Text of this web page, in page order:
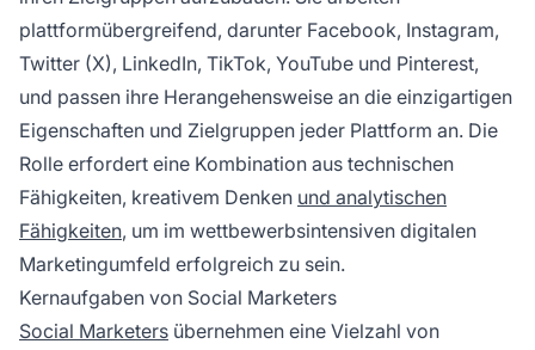
plattformübergreifend, darunter Facebook, Instagram,
Twitter (X), LinkedIn, TikTok, YouTube und Pinterest,
und passen ihre Herangehensweise an die einzigartigen
Eigenschaften und Zielgruppen jeder Plattform an. Die
Rolle erfordert eine Kombination aus technischen
Fähigkeiten, kreativem Denken und analytischen
Fähigkeiten, um im wettbewerbsintensiven digitalen
Marketingumfeld erfolgreich zu sein.
Kernaufgaben von Social Marketers
Social Marketers übernehmen eine Vielzahl von